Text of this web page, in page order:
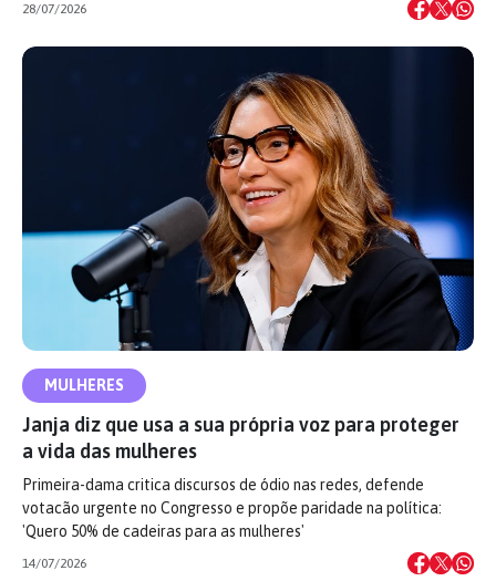
28/07/2026
MULHERES
Janja diz que usa a sua própria voz para proteger
a vida das mulheres
Primeira-dama critica discursos de ódio nas redes, defende
votacão urgente no Congresso e propõe paridade na política:
'Quero 50% de cadeiras para as mulheres'
14/07/2026